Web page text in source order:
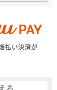
払い決済が